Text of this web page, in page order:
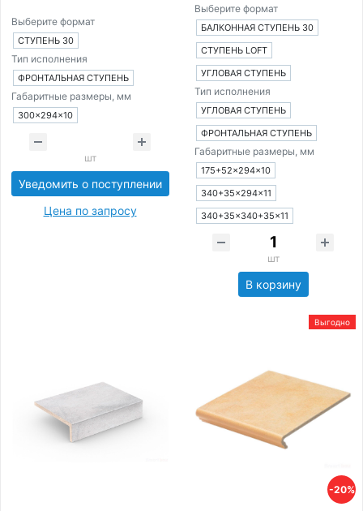
Выберите формат
СТУПЕНЬ 30
Тип исполнения
ФРОНТАЛЬНАЯ СТУПЕНЬ
Габаритные размеры, мм
300×294×10
шт
Уведомить о поступлении
Цена по запросу
Выберите формат
БАЛКОННАЯ СТУПЕНЬ 30
СТУПЕНЬ LOFT
УГЛОВАЯ СТУПЕНЬ
Тип исполнения
УГЛОВАЯ СТУПЕНЬ
ФРОНТАЛЬНАЯ СТУПЕНЬ
Габаритные размеры, мм
175+52×294×10
340+35×294×11
340+35×340+35×11
шт
В корзину
-20%
Выгодно